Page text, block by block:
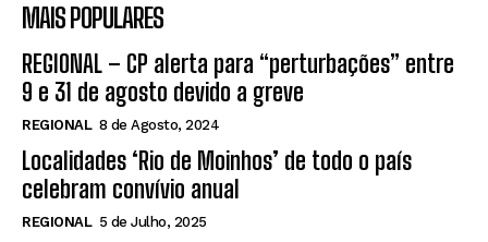
MAIS POPULARES
REGIONAL – CP alerta para “perturbações” entre
9 e 31 de agosto devido a greve
REGIONAL 8 de Agosto, 2024
Localidades ‘Rio de Moinhos’ de todo o país
celebram convívio anual
REGIONAL 5 de Julho, 2025